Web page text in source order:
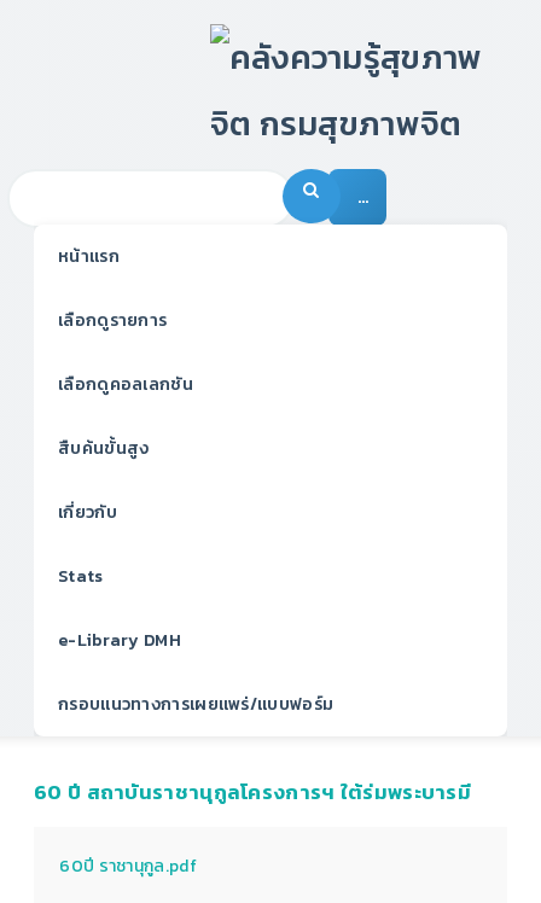
…
หน้าแรก
เลือกดูรายการ
เลือกดูคอลเลกชัน
สืบค้นขั้นสูง
เกี่ยวกับ
Stats
e-Library DMH
กรอบแนวทางการเผยแพร่/แบบฟอร์ม
60 ปี สถาบันราชานุกูลโครงการฯ ใต้ร่มพระบารมี
60ปี ราชานุกูล.pdf